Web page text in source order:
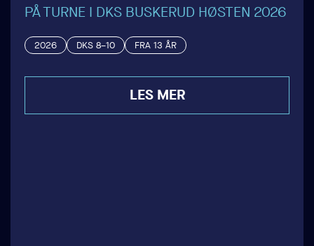
PÅ TURNE I DKS BUSKERUD HØSTEN 2026
2026 DKS 8–10 FRA 13 ÅR
LES MER